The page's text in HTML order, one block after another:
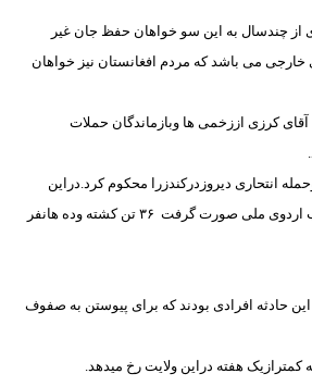
چندسال به این سو خواهان حفظ جان غیر
خارجی می باشد که مردم افغانستان نیز خواهان
کرزی اززخمی ها وبازماندگان حملات
انتحاری دیروزدرکندزرا محکوم کرد.دراین
اردوی ملی صورت گرفت
۳۶ تن کشته وده هانفر
حادثه افرادی بودند که برای پیوستن به صفوف
هفته دراین ولایت رخ میدهد.